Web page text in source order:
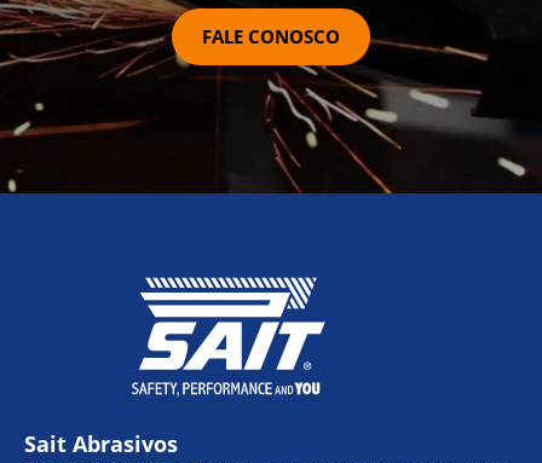
FALE CONOSCO
Sait Abrasivos